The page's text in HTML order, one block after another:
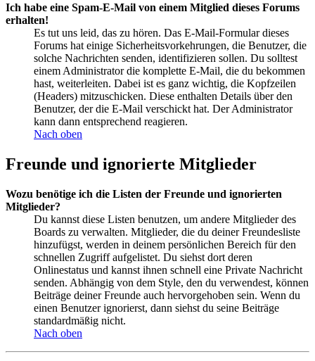
Ich habe eine Spam-E-Mail von einem Mitglied dieses Forums
erhalten!
Es tut uns leid, das zu hören. Das E-Mail-Formular dieses
Forums hat einige Sicherheitsvorkehrungen, die Benutzer, die
solche Nachrichten senden, identifizieren sollen. Du solltest
einem Administrator die komplette E-Mail, die du bekommen
hast, weiterleiten. Dabei ist es ganz wichtig, die Kopfzeilen
(Headers) mitzuschicken. Diese enthalten Details über den
Benutzer, der die E-Mail verschickt hat. Der Administrator
kann dann entsprechend reagieren.
Nach oben
Freunde und ignorierte Mitglieder
Wozu benötige ich die Listen der Freunde und ignorierten
Mitglieder?
Du kannst diese Listen benutzen, um andere Mitglieder des
Boards zu verwalten. Mitglieder, die du deiner Freundesliste
hinzufügst, werden in deinem persönlichen Bereich für den
schnellen Zugriff aufgelistet. Du siehst dort deren
Onlinestatus und kannst ihnen schnell eine Private Nachricht
senden. Abhängig von dem Style, den du verwendest, können
Beiträge deiner Freunde auch hervorgehoben sein. Wenn du
einen Benutzer ignorierst, dann siehst du seine Beiträge
standardmäßig nicht.
Nach oben